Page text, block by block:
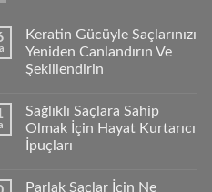
Keratin Gücüyle Saçlarınızı
Yeniden Canlandırın Ve
Şekillendirin
Sağlıklı Saçlara Sahip
Olmak İçin Hayat Kurtarıcı
İpuçları
Parlak Saçlar İçin Ne